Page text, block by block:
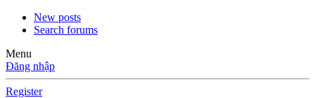
New posts
Search forums
Menu
Đăng nhập
Register